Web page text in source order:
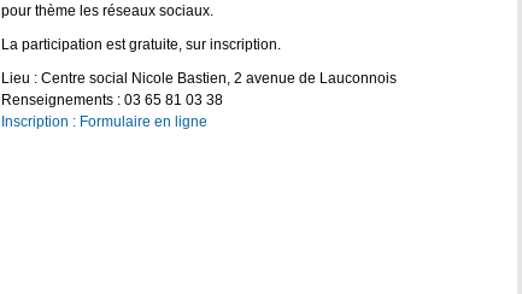
pour thème les réseaux sociaux.
La participation est gratuite, sur inscription.
Lieu : Centre social Nicole Bastien, 2 avenue de Lauconnois
Renseignements : 03 65 81 03 38
Inscription : Formulaire en ligne